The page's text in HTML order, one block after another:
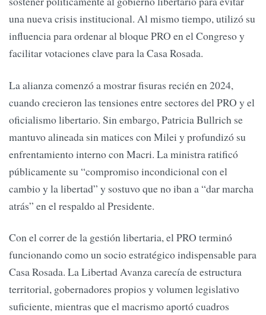
una nueva crisis institucional. Al mismo tiempo, utilizó su
influencia para ordenar al bloque PRO en el Congreso y
facilitar votaciones clave para la Casa Rosada.
La alianza comenzó a mostrar fisuras recién en 2024,
cuando crecieron las tensiones entre sectores del PRO y el
oficialismo libertario. Sin embargo, Patricia Bullrich se
mantuvo alineada sin matices con Milei y profundizó su
enfrentamiento interno con Macri. La ministra ratificó
públicamente su “compromiso incondicional con el
cambio y la libertad” y sostuvo que no iban a “dar marcha
atrás” en el respaldo al Presidente.
Con el correr de la gestión libertaria, el PRO terminó
funcionando como un socio estratégico indispensable para
Casa Rosada. La Libertad Avanza carecía de estructura
territorial, gobernadores propios y volumen legislativo
suficiente, mientras que el macrismo aportó cuadros